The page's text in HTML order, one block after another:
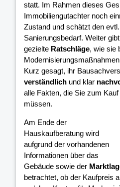
statt. Im Rahmen dieses
Immobiliengutachter noch
Zustand und schätzt den
Sanierungsbedarf. Weiter
gezielte Ratschläge, wie sie
Kurz gesagt, ihr
verständlich und klar
alle Fakten, die Sie zum
müssen.
Am Ende der
Hauskaufberatung wird
aufgrund der vorhandenen
Informationen über das
Gebäude sowie der
betrachtet, ob der Kaufpreis